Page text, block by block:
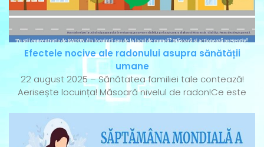
Efectele nocive ale radonului asupra sănătății
umane
22 august 2025 – Sănătatea familiei tale contează!
Aerisește locuința! Măsoară nivelul de radon!Ce este